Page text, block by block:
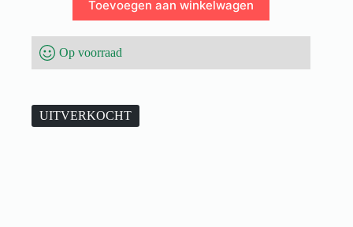
Toevoegen aan winkelwagen
Op voorraad
UITVERKOCHT